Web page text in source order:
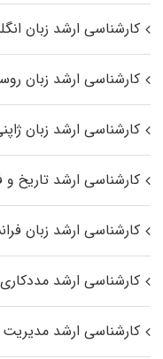
کارشناسی ارشد زبان
کارشناسی ارشد زبان
کارشناسی ارشد زبان
کارشناسی ارشد تاریخ و
کارشناسی ارشد زبان
کارشناسی ارشد
کارشناسی ارشد